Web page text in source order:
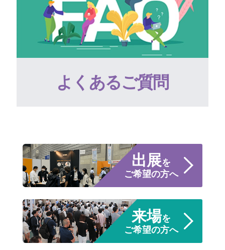
よくあるご質問
出展を
ご希望の方へ
来場を
ご希望の方へ